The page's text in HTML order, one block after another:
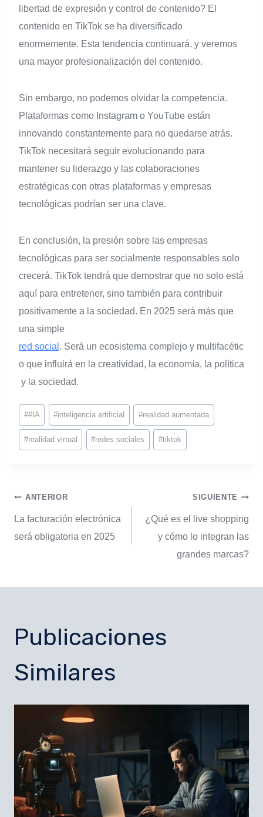
libertad de expresión y control de contenido? El
contenido en TikTok se ha diversificado
enormemente. Esta tendencia continuará, y veremos
una mayor profesionalización del contenido.
Sin embargo, no podemos olvidar la competencia.
Plataformas como Instagram o YouTube están
innovando constantemente para no quedarse atrás.
TikTok necesitará seguir evolucionando para
mantener su liderazgo y las colaboraciones
estratégicas con otras plataformas y empresas
tecnológicas podrían ser una clave.
En conclusión, la presión sobre las empresas
tecnológicas para ser socialmente responsables solo
crecerá. TikTok tendrá que demostrar que no solo está
aquí para entretener, sino también para contribuir
positivamente a la sociedad. En 2025 será más que
una simple
red social . Será un ecosistema complejo y multifacétic
o que influirá en la creatividad, la economía, la política
y la sociedad.
##IA #inteligencia artificial #realidad aumentada
#realidad virtual #redes sociales #tiktok
ANTERIOR
La facturación electrónica
será obligatoria en 2025
SIGUIENTE
¿Qué es el live shopping
y cómo lo integran las
grandes marcas?
Publicaciones
Similares